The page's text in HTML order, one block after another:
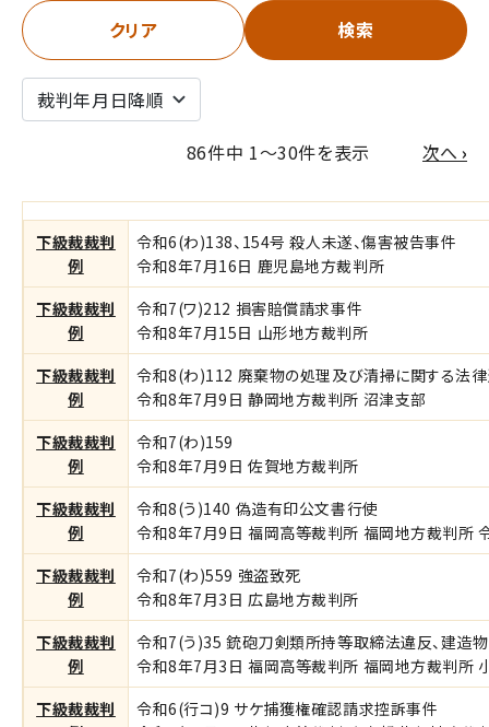
クリア 検索
86件中 1～30件を表示 次へ ›
下級裁裁判
例
令和6(わ)138、154号 殺人未遂、傷害被告事件
令和8年7月16日 鹿児島地方裁判所
下級裁裁判
例
令和7(ワ)212 損害賠償請求事件
令和8年7月15日 山形地方裁判所
下級裁裁判
例
令和8(わ)112 廃棄物の処理及び清掃に関する法
令和8年7月9日 静岡地方裁判所 沼津支部
下級裁裁判
例
令和7(わ)159
令和8年7月9日 佐賀地方裁判所
下級裁裁判
例
令和8(う)140 偽造有印公文書行使
令和8年7月9日 福岡高等裁判所 福岡地方裁判所
下級裁裁判
例
令和7(わ)559 強盗致死
令和8年7月3日 広島地方裁判所
下級裁裁判
例
令和7(う)35 銃砲刀剣類所持等取締法違反、建造
令和8年7月3日 福岡高等裁判所 福岡地方裁判所
下級裁裁判
令和6(行コ)9 サケ捕獲権確認請求控訴事件